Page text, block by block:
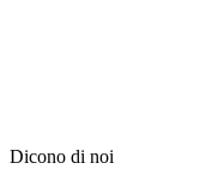
Dicono di noi